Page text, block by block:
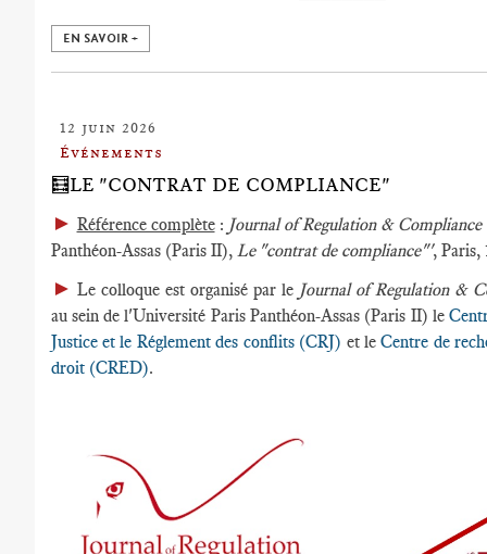
EN SAVOIR +
12 juin 2026
Événements
🧮LE "CONTRAT DE COMPLIANCE"
► Référence complète: Journal of Regulation &
Panthéon-Assas (Paris II), Le "contrat de compliance"', Paris,
► Le colloque est organisé par le Journal of Regulation &
au sein de l'Université Paris Panthéon-Assas (Paris II) le
Justice et le Réglement des conflits (CRJ) et leCentre de
droit (CRED).